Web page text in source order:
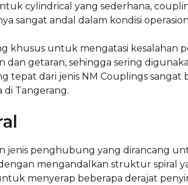
cylindrical yang sederhana,
sangat andal dalam kondisi
khusus untuk mengatasi kesalahan
dan getaran, sehingga sering
tepat dari jenis NM Couplings sangat
di Tangerang.
jenis penghubung yang dirancang
mengandalkan struktur spiral
menyerap beberapa derajat